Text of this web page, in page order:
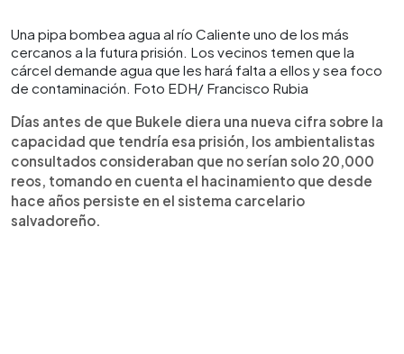
Una pipa bombea agua al río Caliente uno de los más
cercanos a la futura prisión. Los vecinos temen que la
cárcel demande agua que les hará falta a ellos y sea foco
de contaminación. Foto EDH/ Francisco Rubia
Días antes de que Bukele diera una nueva cifra sobre la
capacidad que tendría esa prisión, los ambientalistas
consultados consideraban que no serían solo 20,000
reos, tomando en cuenta el hacinamiento que desde
hace años persiste en el sistema carcelario
salvadoreño.